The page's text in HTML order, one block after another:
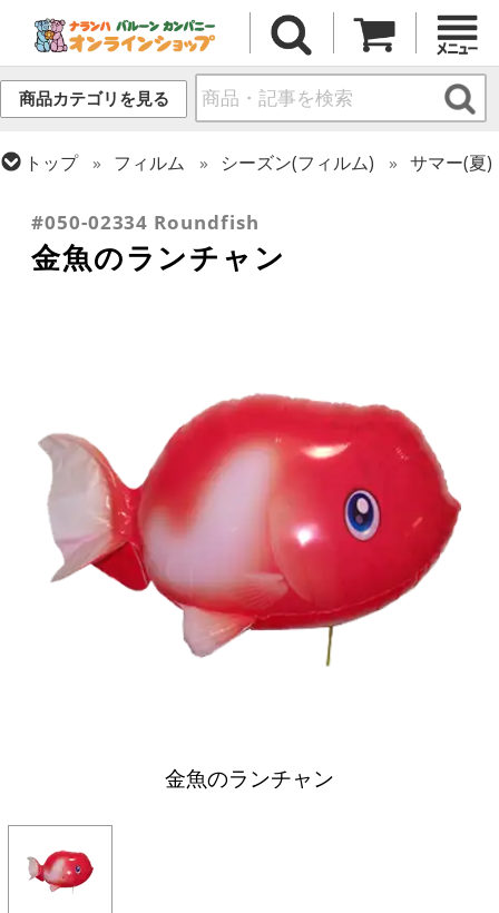
商品カテゴリを見る
トップ フィルム シーズン(フィルム)
サマー(夏)
#050-02334 Roundfish
金魚のランチャン
金魚のランチャン